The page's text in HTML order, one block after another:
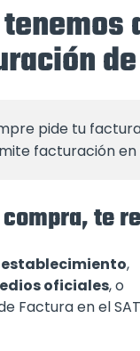
de
pide tu
facturación en
te
,
oficiales, o
Factura en el SAT